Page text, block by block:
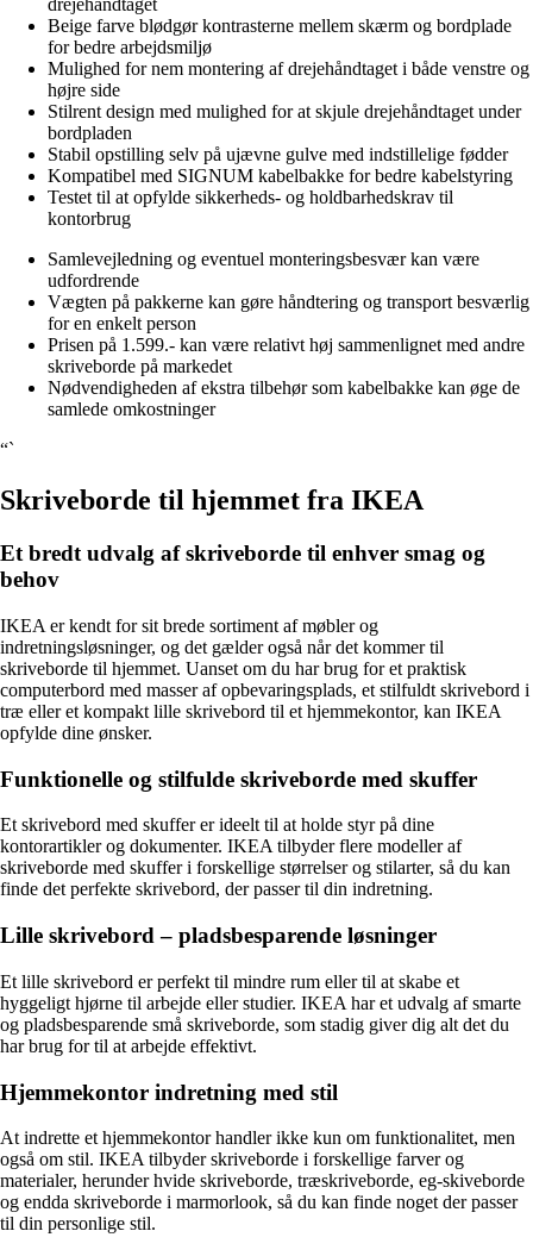
drejehåndtaget
Beige farve blødgør kontrasterne mellem skærm og bordplade
for bedre arbejdsmiljø
Mulighed for nem montering af drejehåndtaget i både venstre og
højre side
Stilrent design med mulighed for at skjule drejehåndtaget under
bordpladen
Stabil opstilling selv på ujævne gulve med indstillelige fødder
Kompatibel med SIGNUM kabelbakke for bedre kabelstyring
Testet til at opfylde sikkerheds- og holdbarhedskrav til
kontorbrug
Samlevejledning og eventuel monteringsbesvær kan være
udfordrende
Vægten på pakkerne kan gøre håndtering og transport besværlig
for en enkelt person
Prisen på 1.599.- kan være relativt høj sammenlignet med andre
skriveborde på markedet
Nødvendigheden af ekstra tilbehør som kabelbakke kan øge de
samlede omkostninger
“`
Skriveborde til hjemmet fra IKEA
Et bredt udvalg af skriveborde til enhver smag og
behov
IKEA er kendt for sit brede sortiment af møbler og
indretningsløsninger, og det gælder også når det kommer til
skriveborde til hjemmet. Uanset om du har brug for et praktisk
computerbord med masser af opbevaringsplads, et stilfuldt skrivebord i
træ eller et kompakt lille skrivebord til et hjemmekontor, kan IKEA
opfylde dine ønsker.
Funktionelle og stilfulde skriveborde med skuffer
Et skrivebord med skuffer er ideelt til at holde styr på dine
kontorartikler og dokumenter. IKEA tilbyder flere modeller af
skriveborde med skuffer i forskellige størrelser og stilarter, så du kan
finde det perfekte skrivebord, der passer til din indretning.
Lille skrivebord – pladsbesparende løsninger
Et lille skrivebord er perfekt til mindre rum eller til at skabe et
hyggeligt hjørne til arbejde eller studier. IKEA har et udvalg af smarte
og pladsbesparende små skriveborde, som stadig giver dig alt det du
har brug for til at arbejde effektivt.
Hjemmekontor indretning med stil
At indrette et hjemmekontor handler ikke kun om funktionalitet, men
også om stil. IKEA tilbyder skriveborde i forskellige farver og
materialer, herunder hvide skriveborde, træskriveborde, eg-skiveborde
og endda skriveborde i marmorlook, så du kan finde noget der passer
til din personlige stil.